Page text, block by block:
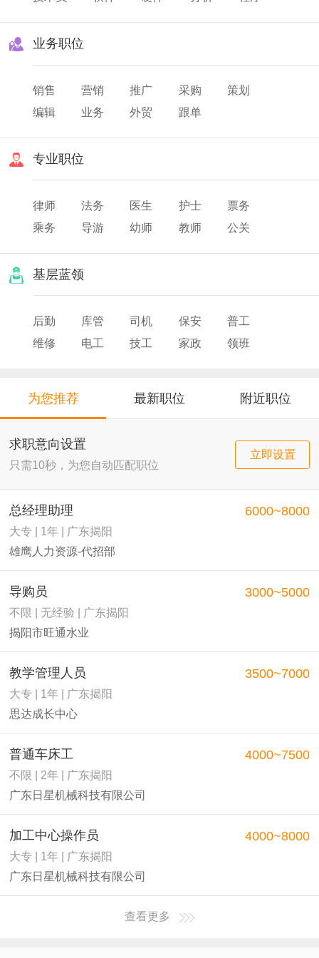
业务职位
销售 营销 推广 采购
策划
编辑
业务 外贸 跟单
专业职位
律师 法务 医生 护士
票务
乘务
导游 幼师 教师
公关
基层蓝领
后勤 库管 司机 保安
普工
维修
电工 技工 家政
领班
为您推荐 最新职位 附近职位
求职意向设置
只需10秒，为您自动匹配职位
立即设置
总经理助理
大专 | 1年 | 广东揭阳
雄鹰人力资源-代招部
6000~8000
导购员
不限 | 无经验 | 广东揭阳
揭阳市旺通水业
3000~5000
教学管理人员
大专 | 1年 | 广东揭阳
思达成长中心
3500~7000
普通车床工
不限 | 2年 | 广东揭阳
广东日星机械科技有限公司
4000~7500
加工中心操作员
大专 | 1年 | 广东揭阳
广东日星机械科技有限公司
4000~8000
查看更多